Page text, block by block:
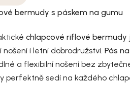
bermudy s páskem na gumu
chlapcové riflové bermudy
nošení i letní dobrodružství.Pás
a flexibilní nošení bez
perfektně sedí na každého